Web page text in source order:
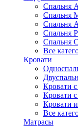
Спальня
Спальня
Спальня
Спальня
Спальня
Все
Кровати
Кровати
Кровати
Кровати
Все
Матрасы